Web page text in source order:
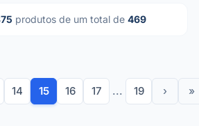
produtos de um total de 469
14 15 16 17 ... 19 › »